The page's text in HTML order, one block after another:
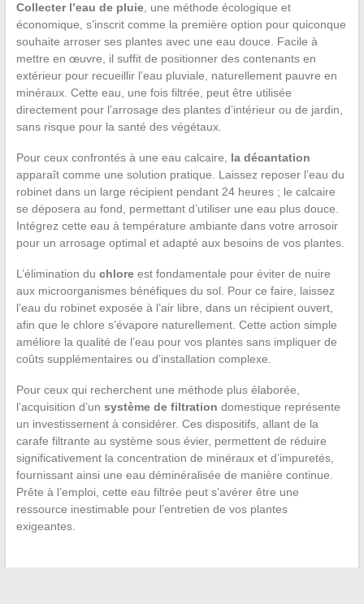
Collecter l’eau de pluie, une méthode écologique et
économique, s’inscrit comme la première option pour quiconque
souhaite arroser ses plantes avec une eau douce. Facile à
mettre en œuvre, il suffit de positionner des contenants en
extérieur pour recueillir l’eau pluviale, naturellement pauvre en
minéraux. Cette eau, une fois filtrée, peut être utilisée
directement pour l’arrosage des plantes d’intérieur ou de jardin,
sans risque pour la santé des végétaux.
Pour ceux confrontés à une eau calcaire, la décantation
apparaît comme une solution pratique. Laissez reposer l’eau du
robinet dans un large récipient pendant 24 heures ; le calcaire
se déposera au fond, permettant d’utiliser une eau plus douce.
Intégrez cette eau à température ambiante dans votre arrosoir
pour un arrosage optimal et adapté aux besoins de vos plantes.
L’élimination du chloreest fondamentale pour éviter de nuire
aux microorganismes bénéfiques du sol. Pour ce faire, laissez
l’eau du robinet exposée à l’air libre, dans un récipient ouvert,
afin que le chlore s’évapore naturellement. Cette action simple
améliore la qualité de l’eau pour vos plantes sans impliquer de
coûts supplémentaires ou d’installation complexe.
Pour ceux qui recherchent une méthode plus élaborée,
l’acquisition d’un système de filtration domestique représente
un investissement à considérer. Ces dispositifs, allant de la
carafe filtrante au système sous évier, permettent de réduire
significativement la concentration de minéraux et d’impuretés,
fournissant ainsi une eau déminéralisée de manière continue.
Prête à l’emploi, cette eau filtrée peut s’avérer être une
ressource inestimable pour l’entretien de vos plantes
exigeantes.